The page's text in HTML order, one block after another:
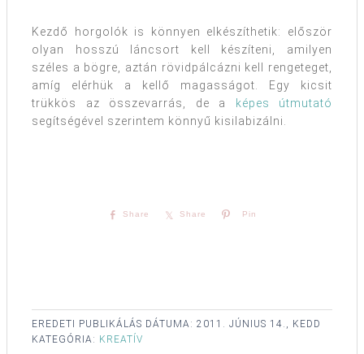
Kezdő horgolók is könnyen elkészíthetik: először
olyan hosszú láncsort kell készíteni, amilyen
széles a bögre, aztán rövidpálcázni kell rengeteget,
amíg elérhük a kellő magasságot. Egy kicsit
trükkös az összevarrás, de a
képes útmutató
segítségével szerintem könnyű kisilabizálni.
Share Share Pin
EREDETI PUBLIKÁLÁS DÁTUMA: 2011. JÚNIUS 14., KEDD
KATEGÓRIA: KREATÍV